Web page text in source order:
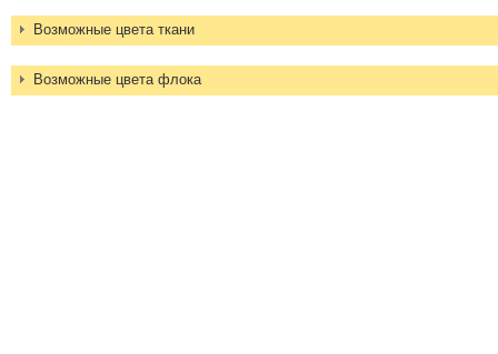
Возможные цвета ткани
Возможные цвета флока